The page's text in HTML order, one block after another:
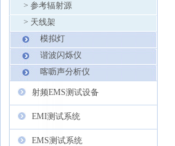
> 参考辐射源
> 天线架
模拟灯
谐波闪烁仪
喀呖声分析仪
射频EMS测试设备
EMI测试系统
EMS测试系统